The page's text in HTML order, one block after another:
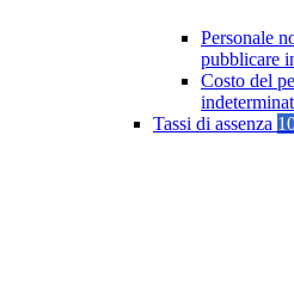
Personale
pubblicare
Costo del
Tassi di assenza